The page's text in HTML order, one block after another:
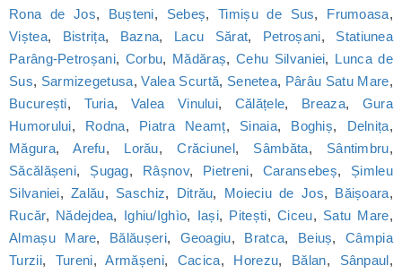
Rona de Jos, Bușteni, Sebeș, Timișu de Sus, Frumoasa,
Viștea, Bistrița, Bazna, Lacu Sărat, Petroșani, Statiunea
Parâng-Petroșani, Corbu, Mădăraș, Cehu Silvaniei, Lunca de
Sus, Sarmizegetusa,Valea Scurtă, Senetea, Pârâu Satu Mare,
București, Turia, Valea Vinului, Călățele, Breaza, Gura
Humorului, Rodna, Piatra Neamț, Sinaia, Boghiș, Delnița,
Măgura,Arefu, Lorău,Crăciunel, Sâmbăta, Sântimbru,
Săcălășeni, Șugag, Râșnov, Pietreni, Caransebeș, Șimleu
Silvaniei,Zalău, Saschiz, Ditrău, Moieciu de Jos, Băișoara,
Rucăr, Nădejdea, Ighiu/Ighìo, Iași, Pitești,Ciceu, Satu Mare,
Almașu Mare, Bălăușeri, Geoagiu, Bratca, Beiuș,Câmpia
Turzii, Tureni,Armășeni, Cacica, Horezu, Bălan, Sânpaul,